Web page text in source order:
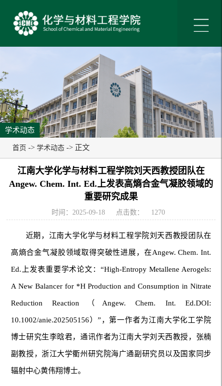
学术动态
首页 -> 学术动态 -> 正文
江南大学化学与材料工程学院刘天西教授团队在
Angew. Chem. Int. Ed.上发表高熵合金气凝胶领域的
重要研究成果
时间：2025-09-18 点击数： 1270
近期，江南大学化学与材料工程学院刘天西教授团队在
高熵合金气凝胶领域取得突破性进展，在Angew. Chem. Int.
Ed.上发表重要学术论文：“High-Entropy Metallene Aerogels:
A New Balancer for *H Production and Consumption in Nitrate
Reduction Reaction（Angew. Chem. Int. Ed.DOI:
10.1002/anie.202505156）”，第一作者为江南大学化工学院
博士研究生李晗君，通讯作者为江南大学刘天西教授，张楠
副教授，浙江大学衢州研究院海广通副研究员以及国家同步
辐射中心黄伟翔博士。